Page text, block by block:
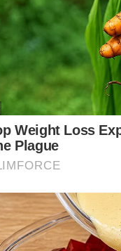
mesti difikir
"Belanjawan mesti